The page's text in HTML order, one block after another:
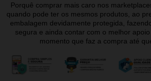
Porquê comprar mais caro nos
quando pode ter os mesmos produtos, ao
embalagem devidamente protegida,
segura e ainda contar com o melhor
momento que faz a compra até